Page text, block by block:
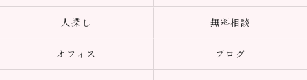
人探し 無料相談
オフィス ブログ